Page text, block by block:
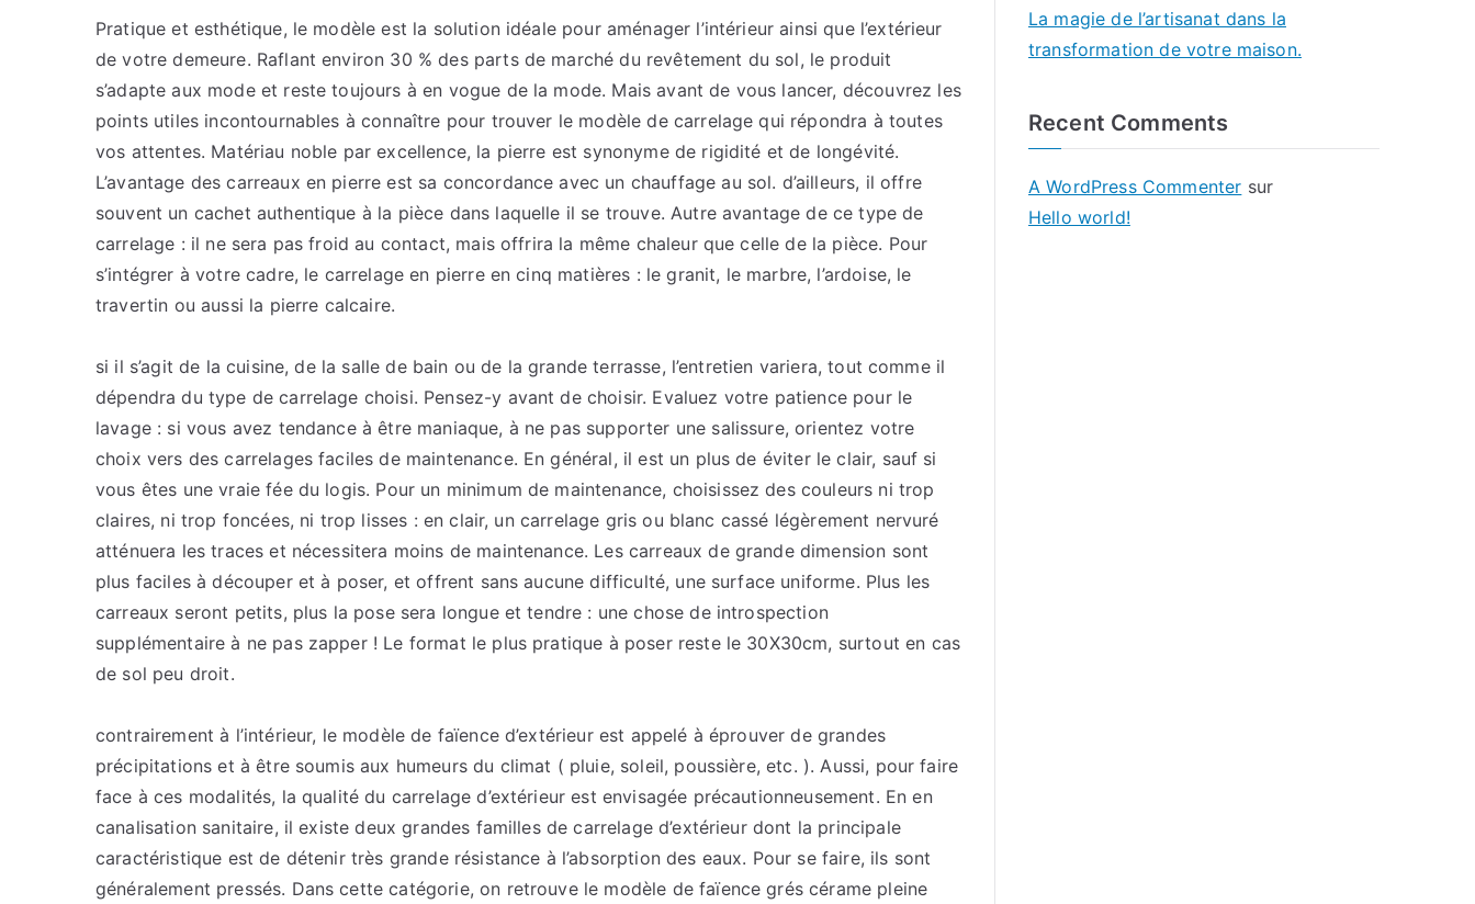
Pratique et esthétique, le modèle est la solution idéale pour aménager l’intérieur ainsi que l’extérieur
de votre demeure. Raflant environ 30 % des parts de marché du revêtement du sol, le produit
s’adapte aux mode et reste toujours à en vogue de la mode. Mais avant de vous lancer, découvrez les
points utiles incontournables à connaître pour trouver le modèle de carrelage qui répondra à toutes
vos attentes. Matériau noble par excellence, la pierre est synonyme de rigidité et de longévité.
L’avantage des carreaux en pierre est sa concordance avec un chauffage au sol. d’ailleurs, il offre
souvent un cachet authentique à la pièce dans laquelle il se trouve. Autre avantage de ce type de
carrelage : il ne sera pas froid au contact, mais offrira la même chaleur que celle de la pièce. Pour
s’intégrer à votre cadre, le carrelage en pierre en cinq matières : le granit, le marbre, l’ardoise, le
travertin ou aussi la pierre calcaire.
si il s’agit de la cuisine, de la salle de bain ou de la grande terrasse, l’entretien variera, tout comme il
dépendra du type de carrelage choisi. Pensez-y avant de choisir. Evaluez votre patience pour le
lavage : si vous avez tendance à être maniaque, à ne pas supporter une salissure, orientez votre
choix vers des carrelages faciles de maintenance. En général, il est un plus de éviter le clair, sauf si
vous êtes une vraie fée du logis. Pour un minimum de maintenance, choisissez des couleurs ni trop
claires, ni trop foncées, ni trop lisses : en clair, un carrelage gris ou blanc cassé légèrement nervuré
atténuera les traces et nécessitera moins de maintenance. Les carreaux de grande dimension sont
plus faciles à découper et à poser, et offrent sans aucune difficulté, une surface uniforme. Plus les
carreaux seront petits, plus la pose sera longue et tendre : une chose de introspection
supplémentaire à ne pas zapper ! Le format le plus pratique à poser reste le 30X30cm, surtout en cas
de sol peu droit.
contrairement à l’intérieur, le modèle de faïence d’extérieur est appelé à éprouver de grandes
précipitations et à être soumis aux humeurs du climat ( pluie, soleil, poussière, etc. ). Aussi, pour faire
face à ces modalités, la qualité du carrelage d’extérieur est envisagée précautionneusement. En en
canalisation sanitaire, il existe deux grandes familles de carrelage d’extérieur dont la principale
caractéristique est de détenir très grande résistance à l’absorption des eaux. Pour se faire, ils sont
généralement pressés. Dans cette catégorie, on retrouve le modèle de faïence grés cérame pleine
La magie de l’artisanat dans la
transformation de votre maison.
Recent Comments
A WordPress Commenter sur
Hello world!